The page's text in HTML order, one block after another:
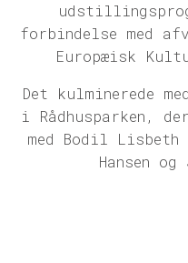
forbindelse med
Europæisk
Det kulminerede
i Rådhusparken,
med Bodil Lisbeth
Hansen og